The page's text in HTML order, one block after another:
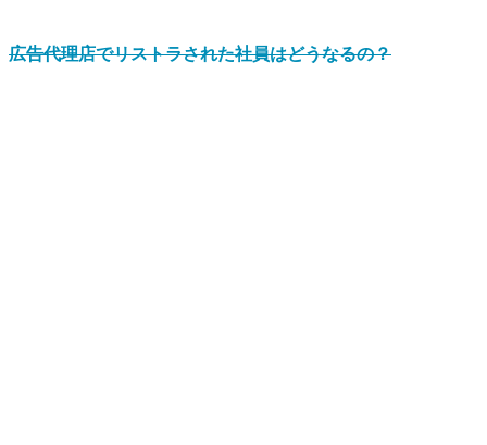
広告代理店でリストラされた社員はどうなるの？